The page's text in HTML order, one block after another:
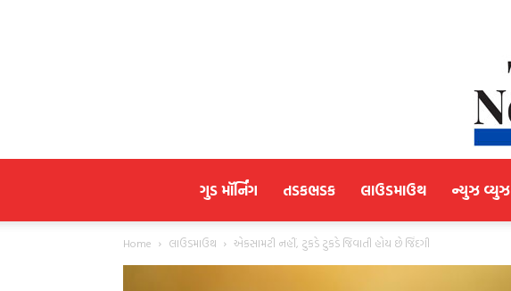
ગુડ મૉર્નિંગ તડકભડક લાઉડમાઉથ ન્યુઝ વ્યુઝ
Home લાઉડમાઉથ એકસામટી નહીં, ટુકડે ટુકડે જિવાતી હોય છે જિંદગી